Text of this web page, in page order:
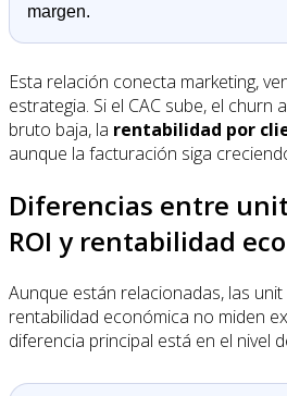
margen.
Esta relación conecta marketing,
estrategia. Si el CAC sube, el churn
bruto baja, la rentabilidad por
aunque la facturación siga
Diferencias entre
ROI y rentabilidad
Aunque están relacionadas, las
rentabilidad económica no miden
diferencia principal está en el nivel